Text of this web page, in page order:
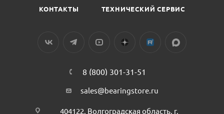
КОНТАКТЫ ТЕХНИЧЕСКИЙ СЕРВИС
8 (800) 301-31-51
sales@bearingstore.ru
404122, Волгоградская область, г.